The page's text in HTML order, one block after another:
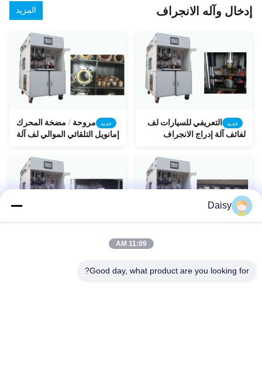
إدخال وآله الانجراف المزيد
جديد التعريفي للسيارات لف
لفائف آلة إدراج الانجراف
جديد
مروحة / مضخة المحرك
إمانويل التلقائي الموالي لف آلة
جديد
الانجراف للمحرك الثابت
Daisy
11:09 AM
Good day, what product are you looking for?